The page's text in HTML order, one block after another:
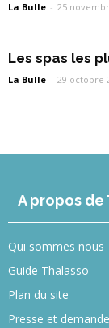
La Bulle - 25
Les spas les
La Bulle - 29 octobre
A propos de
Qui sommes nous
Guide Thalasso
Plan du site
Presse et